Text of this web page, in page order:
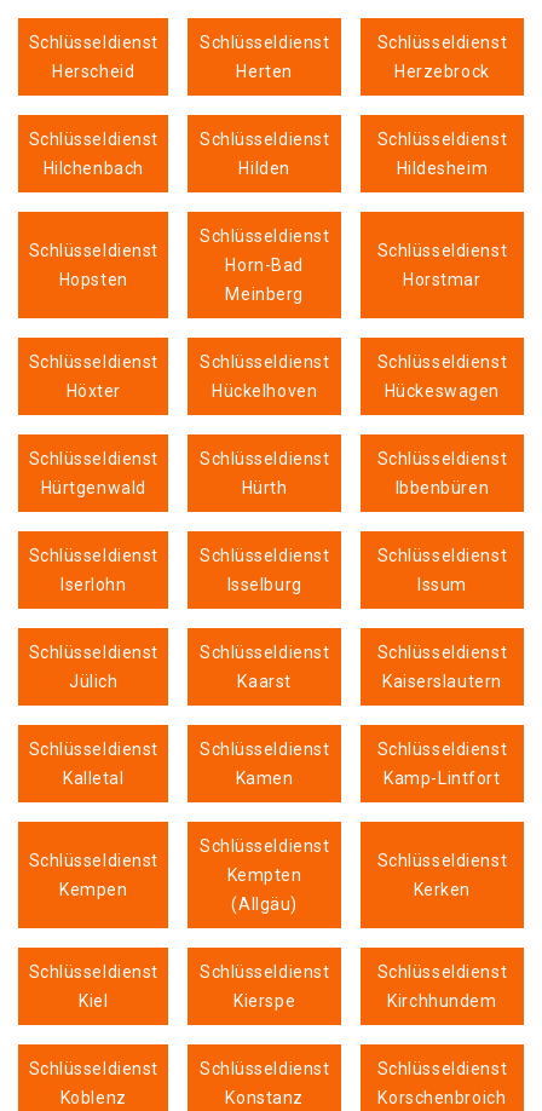
Schlüsseldienst
Herscheid
Schlüsseldienst
Herten
Schlüsseldienst
Herzebrock
Schlüsseldienst
Hilchenbach
Schlüsseldienst
Hilden
Schlüsseldienst
Hildesheim
Schlüsseldienst
Hopsten
Schlüsseldienst
Horn-Bad
Meinberg
Schlüsseldienst
Horstmar
Schlüsseldienst
Höxter
Schlüsseldienst
Hückelhoven
Schlüsseldienst
Hückeswagen
Schlüsseldienst
Hürtgenwald
Schlüsseldienst
Hürth
Schlüsseldienst
Ibbenbüren
Schlüsseldienst
Iserlohn
Schlüsseldienst
Isselburg
Schlüsseldienst
Issum
Schlüsseldienst
Jülich
Schlüsseldienst
Kaarst
Schlüsseldienst
Kaiserslautern
Schlüsseldienst
Kalletal
Schlüsseldienst
Kamen
Schlüsseldienst
Kamp-Lintfort
Schlüsseldienst
Kempen
Schlüsseldienst
Kempten
(Allgäu)
Schlüsseldienst
Kerken
Schlüsseldienst
Kiel
Schlüsseldienst
Kierspe
Schlüsseldienst
Kirchhundem
Schlüsseldienst
Koblenz
Schlüsseldienst
Konstanz
Schlüsseldienst
Korschenbroich